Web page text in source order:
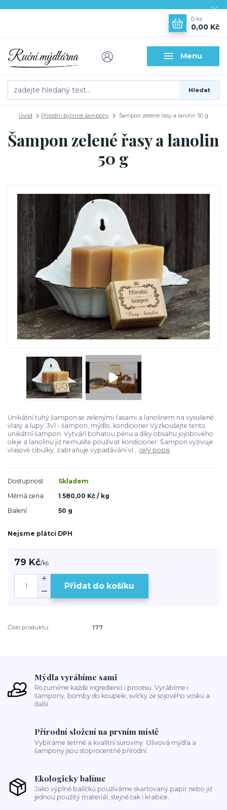
Menu
Hledat
0 ks
0,00 Kč
Úvod Přírodní bylinné šampony Šampon zelené řasy a lanolin 50 g
Šampon zelené řasy a lanolin
50 g
Unikátní tuhý šampon se zelenými řasami a lanolinem na vysušené
vlasy a lupy. 3v1 - šampon, mýdlo, kondicioner Vyzkoušejte tento
unikátní šampon. Vytváří bohatou pěnu a díky obsahu jojobového
oleje a lanolinu již nemusíte používat kondicioner. Šampon vyživuje
vlasové cibulky, zabraňuje vypadávání vl... celý popis
Dostupnost
Skladem
Měrná cena
1 580,00 Kč / kg
Balení
50 g
Nejsme plátci DPH
79 Kč/ks
Přidat do košíku
Číslo produktu: 177
Mýdla vyrábíme sami
Rozumíme každé ingredienci i procesu. Vyrábíme i
šampony, bomby do koupele, svíčky ze sojového vosku a
další.
Přírodní složení na prvním místě
Vybíráme šetrné a kvalitní suroviny. Olivová mýdla a
šampony jsou stoprocentně přírodní.
Ekologicky balíme
Jako výplně balíčků používáme skartovaný papír nebo již
jednou použitý materiál, stejně tak i krabice.